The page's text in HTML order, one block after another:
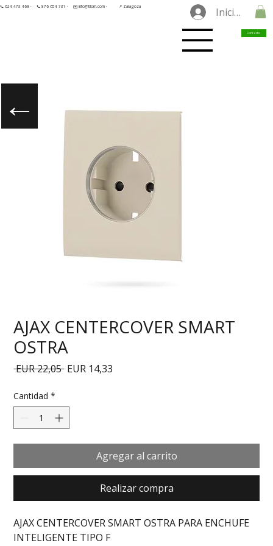
📞 624 473 469 · 📞 876 654 731 · ✉️ info@tilorn.com · 📍 Zaragoza Iniciar
Contacto
AJAX CENTERCOVER SMART
OSTRA
EUR 22,05 Precio
EUR 14,33
Cantidad *
Agregar al carrito
Realizar compra
AJAX CENTERCOVER SMART OSTRA PARA ENCHUFE
INTELIGENTE TIPO F
←